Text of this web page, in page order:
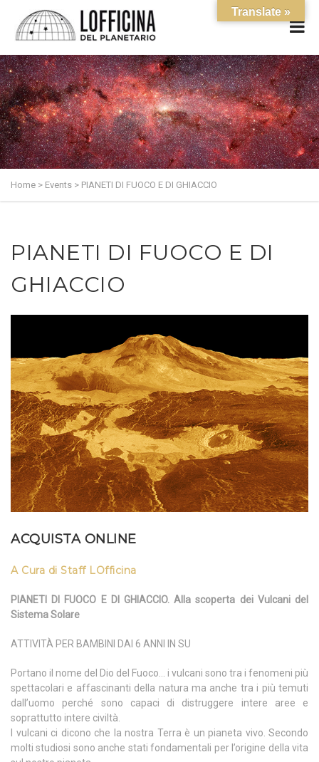
Home > Events > PIANETI DI FUOCO E DI GHIACCIO
PIANETI DI FUOCO E DI
GHIACCIO
ACQUISTA ONLINE
A Cura di Staff LOfficina
PIANETI DI FUOCO E DI GHIACCIO. Alla scoperta dei Vulcani del
Sistema Solare
ATTIVITÀ PER BAMBINI DAI 6 ANNI IN SU
Portano il nome del Dio del Fuoco… i vulcani sono tra i fenomeni più
spettacolari e affascinanti della natura ma anche tra i più temuti
dall’uomo perché sono capaci di distruggere intere aree e
soprattutto intere civiltà.
I vulcani ci dicono che la nostra Terra è un pianeta vivo. Secondo
molti studiosi sono anche stati fondamentali per l’origine della vita
Translate »